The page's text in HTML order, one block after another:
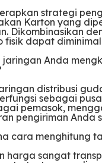
strategi
Karton yang
Dikombinasikan
fisik dapat
jaringan Anda
distribusi
sebagai
pemasok,
pengiriman Anda
cara menghitung
harga sangat